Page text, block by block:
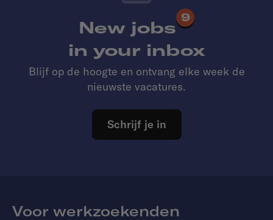
New jobs
9
in your inbox
Blijf op de hoogte en ontvang elke week de
nieuwste vacatures.
Schrijf je in
Voor werkzoekenden